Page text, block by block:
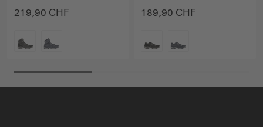
219,90 CHF 189,90 CHF